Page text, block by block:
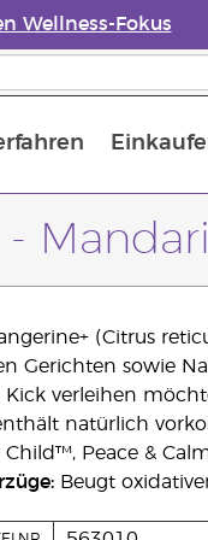
Wellness-Fokus
-
(Citrus
Gerichten sowie
verleihen
natürlich
Peace &
Beugt